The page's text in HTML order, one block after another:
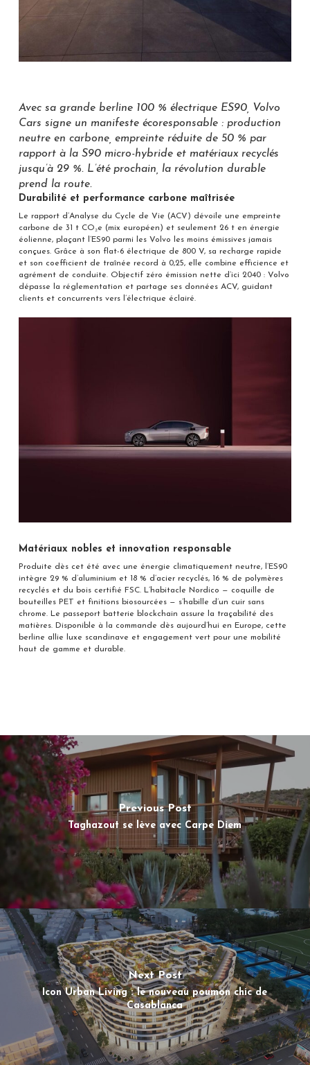
Avec sa grande berline 100 % électrique ES90, Volvo
Cars signe un manifeste écoresponsable : production
neutre en carbone, empreinte réduite de 50 % par
rapport à la S90 micro-hybride et matériaux recyclés
jusqu’à 29 %. L’été prochain, la révolution durable
prend la route.
Durabilité et performance carbone maîtrisée
Le rapport d’Analyse du Cycle de Vie (ACV) dévoile une empreinte
carbone de 31 t CO₂e (mix européen) et seulement 26 t en énergie
éolienne, plaçant l’ES90 parmi les Volvo les moins émissives jamais
conçues. Grâce à son flat-6 électrique de 800 V, sa recharge rapide
et son coefficient de traînée record à 0,25, elle combine efficience et
agrément de conduite. Objectif zéro émission nette d’ici 2040 : Volvo
dépasse la réglementation et partage ses données ACV, guidant
clients et concurrents vers l’électrique éclairé.
Matériaux nobles et innovation responsable
Produite dès cet été avec une énergie climatiquement neutre, l’ES90
intègre 29 % d’aluminium et 18 % d’acier recyclés, 16 % de polymères
recyclés et du bois certifié FSC. L’habitacle Nordico — coquille de
bouteilles PET et finitions biosourcées — s’habille d’un cuir sans
chrome. Le passeport batterie blockchain assure la traçabilité des
matières. Disponible à la commande dès aujourd’hui en Europe, cette
berline allie luxe scandinave et engagement vert pour une mobilité
haut de gamme et durable.
Previous Post
Taghazout se lève avec Carpe Diem
Next Post
Icon Urban Living : le nouveau poumon chic de
Casablanca